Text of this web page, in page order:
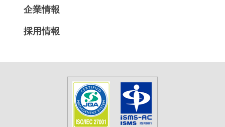
企業情報
採用情報